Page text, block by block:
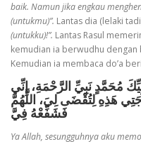
baik. Namun jika engkau
(untukmu)”. Lantas dia (lelaki
(untukku)!”. Lantas Rasul
kemudian ia berwudhu dengan
Kemudian ia membaca do’a
مُحَمَّدٍ نَبِيِّ الرَّحْمَةِ، إِنِّي
هَذِهِ لِتُقْضَى لِيَ، اللَّهُمَّ
فَشَفِّعْهُ فِيَّ
Ya Allah, sesungguhnya aku